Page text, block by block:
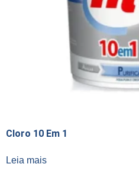
Cloro 10 Em 1
Leia mais